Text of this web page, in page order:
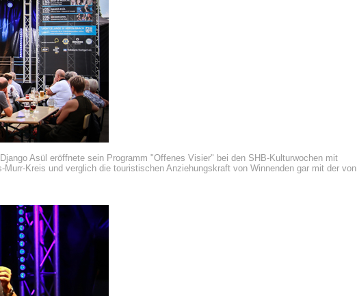
Asül eröffnete sein Programm "Offenes Visier" bei den SHB-Kulturwochen mit
Kreis und verglich die touristischen Anziehungskraft von Winnenden gar mit der von